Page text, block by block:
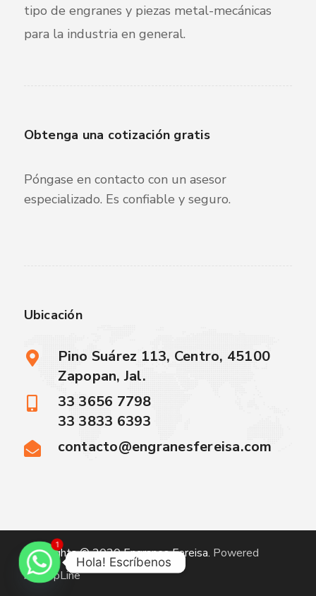
tipo de engranes y piezas metal-mecánicas
para la industria en general.
Obtenga una cotización gratis
Póngase en contacto con un asesor
especializado. Es confiable y seguro.
Ubicación
Pino Suárez 113, Centro, 45100
Zapopan, Jal.
33 3656 7798
33 3833 6393
contacto@engranesfereisa.com
Copyrights © 2020Engranes Fereisa. Powered
byUppLine
1
Hola! Escríbenos